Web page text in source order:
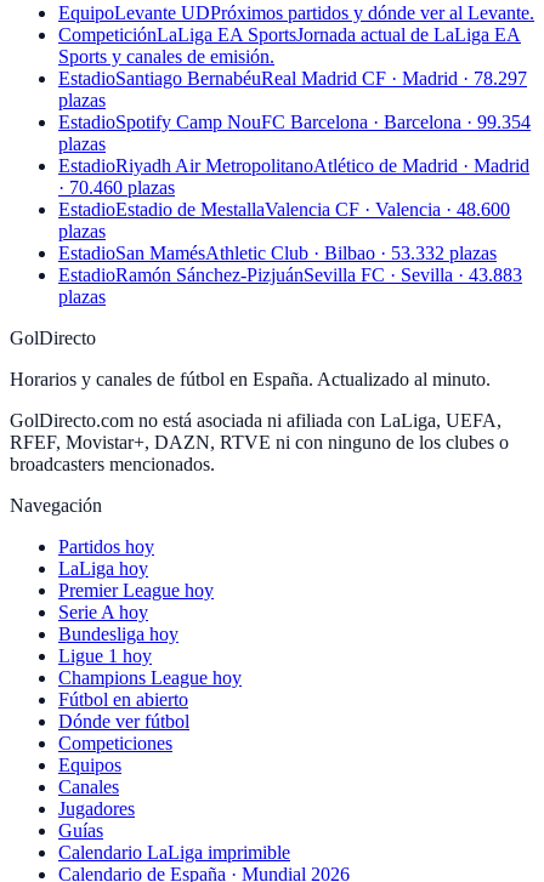
EquipoLevante UDPróximos partidos y dónde ver al Levante.
CompeticiónLaLiga EA SportsJornada actual de LaLiga EA
Sports y canales de emisión.
EstadioSantiago BernabéuReal Madrid CF · Madrid · 78.297
plazas
EstadioSpotify Camp NouFC Barcelona · Barcelona · 99.354
plazas
EstadioRiyadh Air MetropolitanoAtlético de Madrid · Madrid
· 70.460 plazas
EstadioEstadio de MestallaValencia CF · Valencia · 48.600
plazas
EstadioSan MamésAthletic Club · Bilbao · 53.332 plazas
EstadioRamón Sánchez-PizjuánSevilla FC · Sevilla · 43.883
plazas
GolDirecto
Horarios y canales de fútbol en España. Actualizado al minuto.
GolDirecto.com no está asociada ni afiliada con LaLiga, UEFA,
RFEF, Movistar+, DAZN, RTVE ni con ninguno de los clubes o
broadcasters mencionados.
Navegación
Partidos hoy
LaLiga hoy
Premier League hoy
Serie A hoy
Bundesliga hoy
Ligue 1 hoy
Champions League hoy
Fútbol en abierto
Dónde ver fútbol
Competiciones
Equipos
Canales
Jugadores
Guías
Calendario LaLiga imprimible
Calendario de España · Mundial 2026